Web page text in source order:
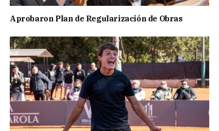
Aprobaron Plan de Regularización de Obras